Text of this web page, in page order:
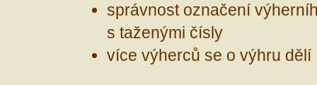
správnost označení
s taženými čísly
více výherců se o výhru dělí